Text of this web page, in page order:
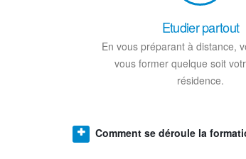
Etudier partout
En vous préparant à distance,
vous former quelque soit
résidence.
Comment se déroule la